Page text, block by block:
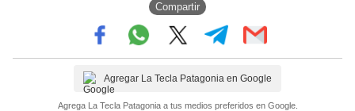
Compartir
Agregar La Tecla Patagonia en Google
Agrega La Tecla Patagonia a tus medios preferidos en Google.